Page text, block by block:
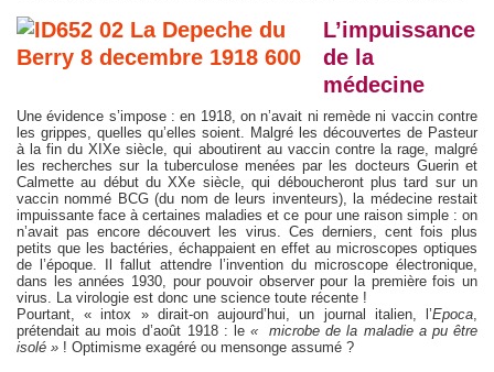
L’impuissance
de la
médecine
Une évidence s’impose : en 1918, on n’avait ni remède ni vaccin contre
les grippes, quelles qu’elles soient. Malgré les découvertes de Pasteur
à la fin du XIXe siècle, qui aboutirent au vaccin contre la rage, malgré
les recherches sur la tuberculose menées par les docteurs Guerin et
Calmette au début du XXe siècle, qui déboucheront plus tard sur un
vaccin nommé BCG (du nom de leurs inventeurs), la médecine restait
impuissante face à certaines maladies et ce pour une raison simple : on
n’avait pas encore découvert les virus. Ces derniers, cent fois plus
petits que les bactéries, échappaient en effet au microscopes optiques
de l’époque. Il fallut attendre l’invention du microscope électronique,
dans les années 1930, pour pouvoir observer pour la première fois un
virus. La virologie est donc une science toute récente !
Pourtant, « intox » dirait-on aujourd’hui, un journal italien, l’Epoca,
prétendait au mois d’août 1918 : le « microbe de la maladie a pu être
isolé » ! Optimisme exagéré ou mensonge assumé ?